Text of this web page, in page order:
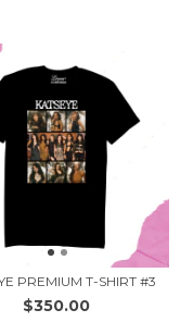
PREMIUM T-SHIRT #3
$350.00